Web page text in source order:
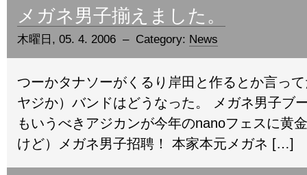
メガネ男子揃えました。
木曜日, 05. 4. 2006 – Category: News
つーかタナソーがくるり岸田と作るとか言っ
ヤジか）バンドはどうなった。 メガネ男子ブ
もいうべきアジカンが今年のnanoフェスに黄
けど）メガネ男子招聘！ 本家本元メガネ […]